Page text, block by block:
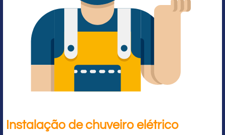
Instalação de chuveiro elétrico